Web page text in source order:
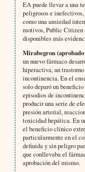
EA puede llevar a una
peligrosos e
como una ansiedad
motivos, Public Citizen
disponibles más
Mirabegron (aprobado
un nuevo fármaco
hiperactiva, un
incontinencia. En el
solo deparó un
episodios de
producir una serie de
presión arterial,
toxicidad hepática. En
el beneficio clínico
particularmente en el
definida y sin peligro
que conllevaba el
aprobación del mismo.